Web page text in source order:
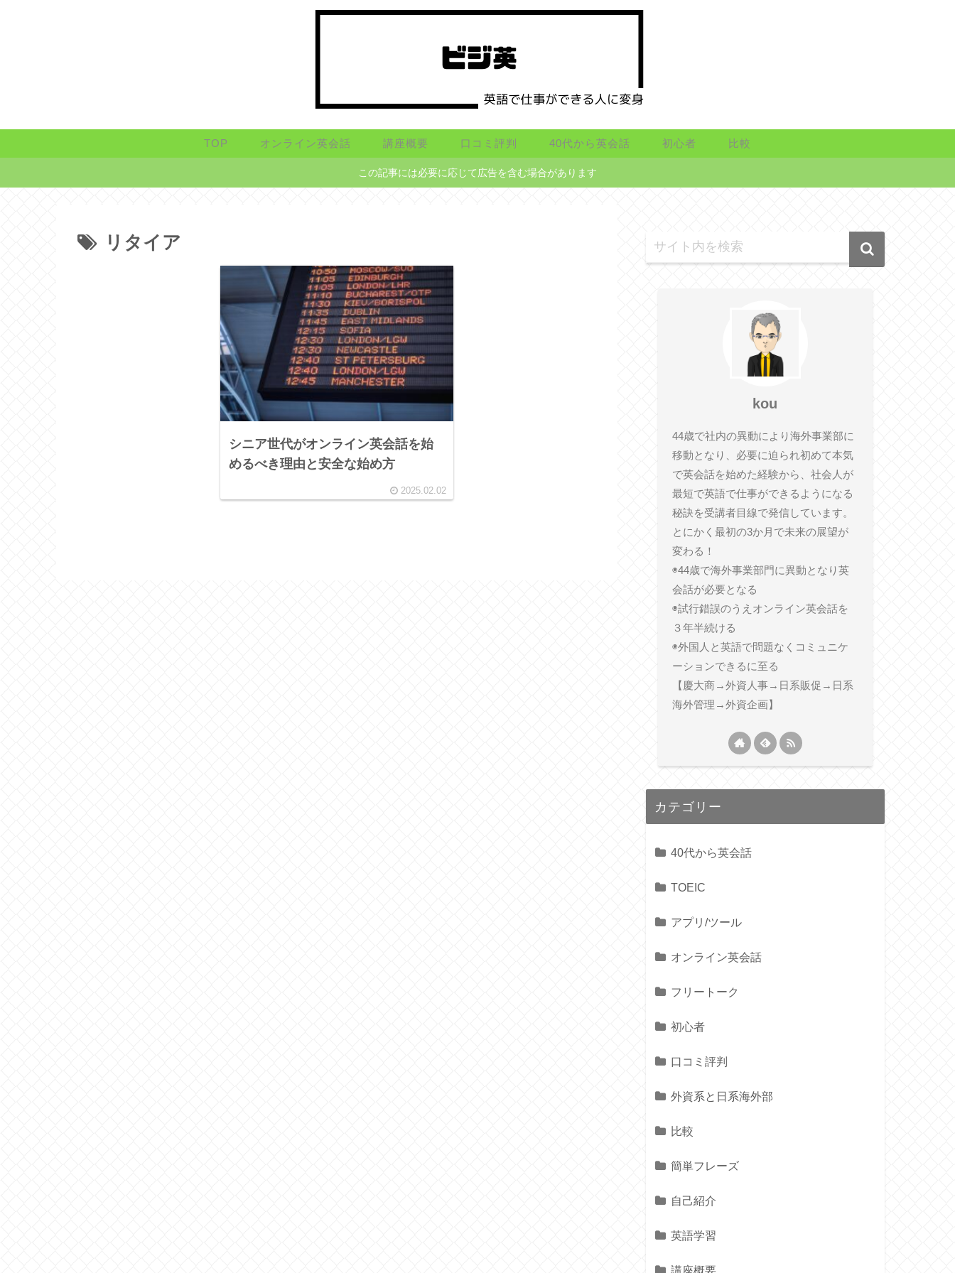
TOP オンライン英会話 講座概要 口コミ評判 40代から英会話 初心者 比較
この記事には必要に応じて広告を含む場合があります
リタイア
シニア世代がオンライン英会話を始
めるべき理由と安全な始め方
2025.02.02
kou
44歳で社内の異動により海外事業部に
移動となり、必要に迫られ初めて本気
で英会話を始めた経験から、社会人が
最短で英語で仕事ができるようになる
秘訣を受講者目線で発信しています。
とにかく最初の3か月で未来の展望が
変わる！
◉44歳で海外事業部門に異動となり英
会話が必要となる
◉試行錯誤のうえオンライン英会話を
３年半続ける
◉外国人と英語で問題なくコミュニケ
ーションできるに至る
【慶大商→外資人事→日系販促→日系
海外管理→外資企画】
カテゴリー
40代から英会話
TOEIC
アプリ/ツール
オンライン英会話
フリートーク
初心者
口コミ評判
外資系と日系海外部
比較
簡単フレーズ
自己紹介
英語学習
講座概要